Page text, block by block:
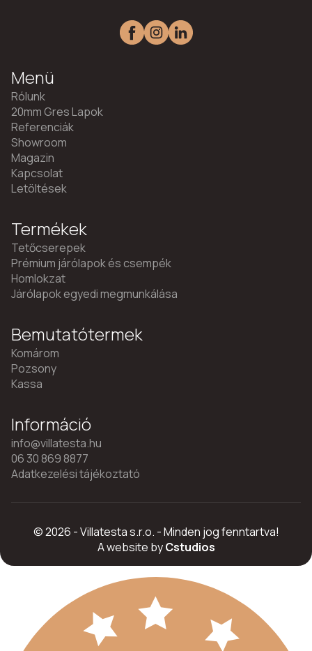
Menü
Rólunk
20mm Gres Lapok
Referenciák
Showroom
Magazin
Kapcsolat
Letöltések
Termékek
Tetőcserepek
Prémium járólapok és csempék
Homlokzat
Járólapok egyedi megmunkálása
Bemutatótermek
Komárom
Pozsony
Kassa
Információ
info@villatesta.hu
06 30 869 8877
Adatkezelési tájékoztató
© 2026 - Villatesta s.r.o. - Minden jog fenntartva!
A website byCstudios